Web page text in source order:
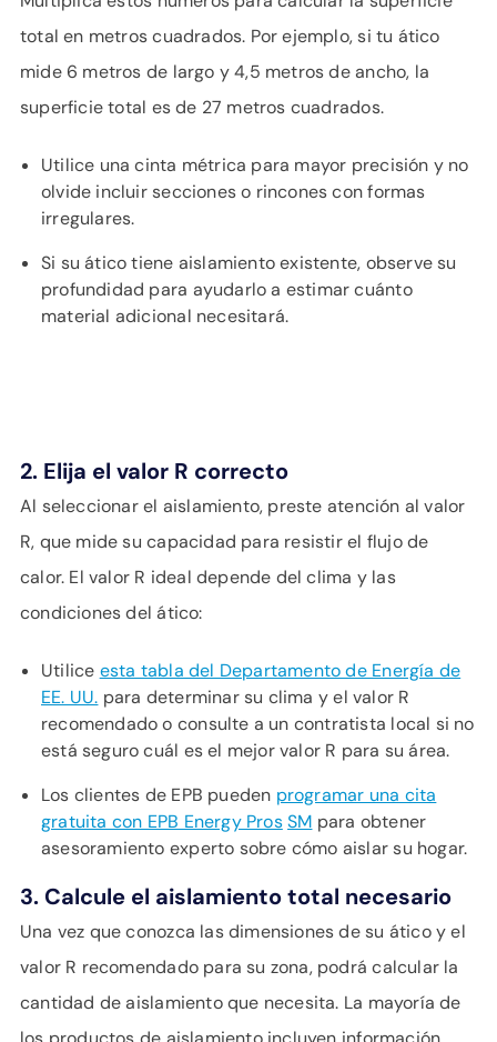
total en metros cuadrados. Por ejemplo, si tu ático
mide 6 metros de largo y 4,5 metros de ancho, la
superficie total es de 27 metros cuadrados.
Utilice una cinta métrica para mayor precisión y no
olvide incluir secciones o rincones con formas
irregulares.
Si su ático tiene aislamiento existente, observe su
profundidad para ayudarlo a estimar cuánto
material adicional necesitará.
2. Elija el valor R correcto
Al seleccionar el aislamiento, preste atención al valor
R, que mide su capacidad para resistir el flujo de
calor. El valor R ideal depende del clima y las
condiciones del ático:
Utilice esta tabla del Departamento de Energía de
EE. UU. para determinar su clima y el valor R
recomendado o consulte a un contratista local si no
está seguro cuál es el mejor valor R para su área.
Los clientes de EPB pueden programar una cita
gratuita con EPB Energy Pros SM para obtener
asesoramiento experto sobre cómo aislar su hogar.
3. Calcule el aislamiento total necesario
Una vez que conozca las dimensiones de su ático y el
valor R recomendado para su zona, podrá calcular la
cantidad de aislamiento que necesita. La mayoría de